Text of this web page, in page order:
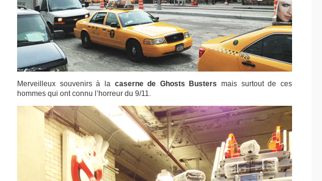
Merveilleux souvenirs à la caserne de Ghosts Busters mais surtout de ces
hommes qui ont connu l’horreur du 9/11.